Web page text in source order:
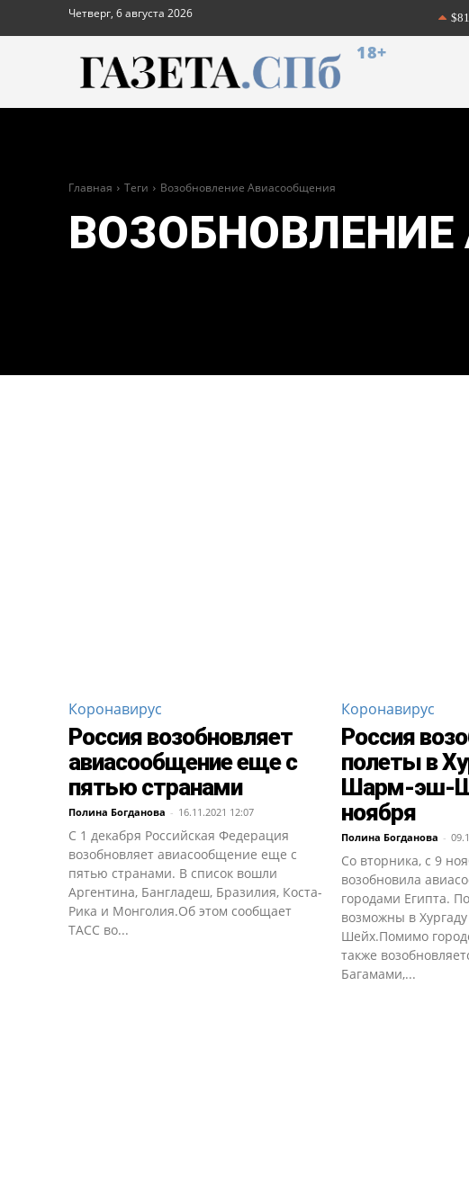
Четверг, 6 августа 2026
18+
Главная Теги Возобновление Авиасообщения
Коронавирус
Россия возобновляет
авиасообщение еще с
пятью странами
Полина Богданова - 16.11.2021 12:07
С 1 декабря Российская Федерация
возобновляет авиасообщение еще с
пятью странами. В список вошли
Аргентина, Бангладеш, Бразилия, Коста-
Рика и Монголия.Об этом сообщает
ТАСС во...
Коронавирус
Россия
полеты в
Шарм-эш-
ноября
Полина Богданова -
Со вторника, с 9
возобновила
городами Египта.
возможны в
Шейх.Помимо
также
Багамами,...